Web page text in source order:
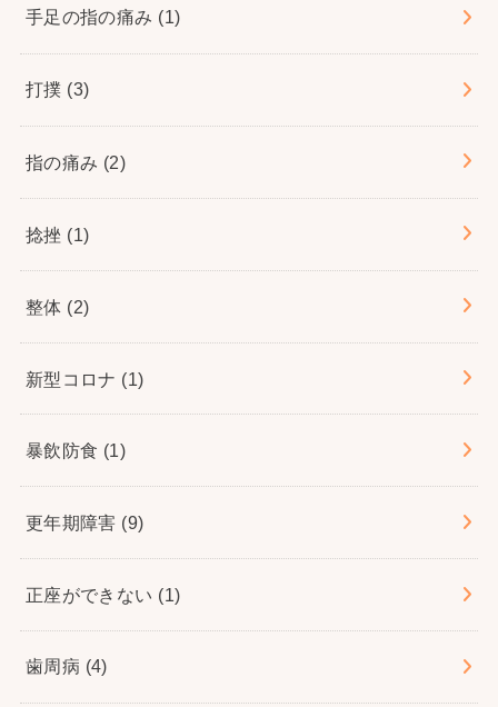
手足の指の痛み (1)
打撲 (3)
指の痛み (2)
捻挫 (1)
整体 (2)
新型コロナ (1)
暴飲防食 (1)
更年期障害 (9)
正座ができない (1)
歯周病 (4)